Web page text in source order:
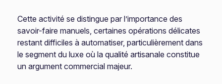
Cette activité se distingue par l’importance des
savoir-faire manuels, certaines opérations délicates
restant difficiles à automatiser, particulièrement dans
le segment du luxe où la qualité artisanale constitue
un argument commercial majeur.